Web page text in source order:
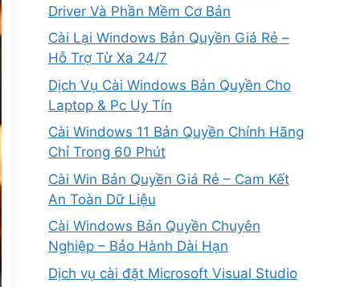
Driver Và Phần Mềm Cơ Bản
Cài Lại Windows Bản Quyền Giá Rẻ –
Hỗ Trợ Từ Xa 24/7
Dịch Vụ Cài Windows Bản Quyền Cho
Laptop & Pc Uy Tín
Cài Windows 11 Bản Quyền Chính Hãng
Chỉ Trong 60 Phút
Cài Win Bản Quyền Giá Rẻ – Cam Kết
An Toàn Dữ Liệu
Cài Windows Bản Quyền Chuyên
Nghiệp – Bảo Hành Dài Hạn
Dịch vụ cài đặt Microsoft Visual Studio